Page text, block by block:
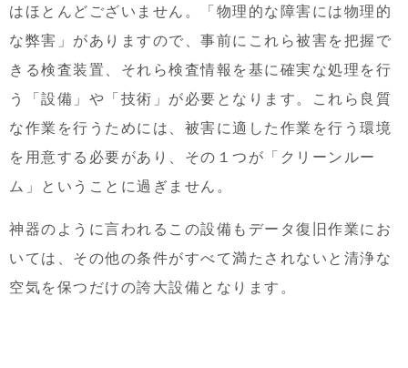
はほとんどございません。「物理的な障害には物理的
な弊害」がありますので、事前にこれら被害を把握で
きる検査装置、それら検査情報を基に確実な処理を行
う「設備」や「技術」が必要となります。これら良質
な作業を行うためには、被害に適した作業を行う環境
を用意する必要があり、その１つが「クリーンルー
ム」ということに過ぎません。
神器のように言われるこの設備もデータ復旧作業にお
いては、その他の条件がすべて満たされないと清浄な
空気を保つだけの誇大設備となります。